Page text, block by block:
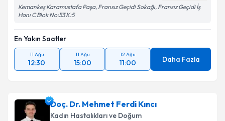
Kemankeş Karamustafa Paşa, Fransız Geçidi Sokağı, Fransız Geçidi İş
Hanı C Blok No:53 K:5
En Yakın Saatler
11 Ağu
12:30
11 Ağu
15:00
12 Ağu
11:00 Daha Fazla
Doç. Dr. Mehmet Ferdi Kıncı
Kadın Hastalıkları ve Doğum